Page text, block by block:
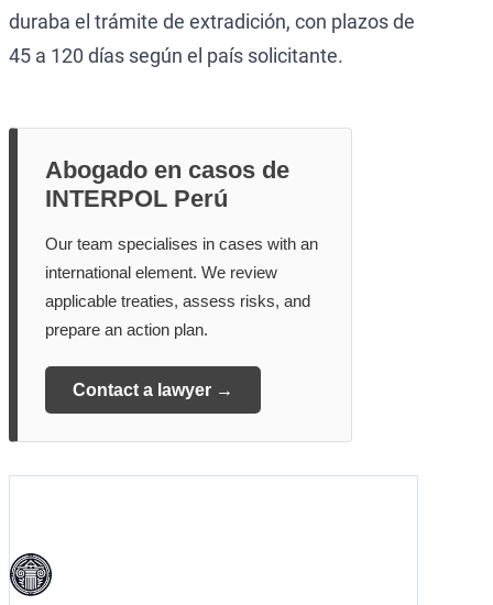
duraba el trámite de extradición, con plazos de
45 a 120 días según el país solicitante.
Abogado en casos de
INTERPOL Perú
Our team specialises in cases with an
international element. We review
applicable treaties, assess risks, and
prepare an action plan.
Contact a lawyer →